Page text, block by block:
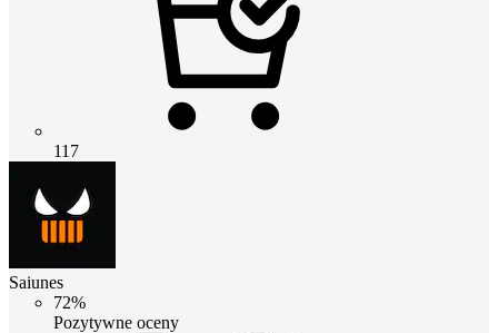
117
Saiunes
72%
Pozytywne oceny